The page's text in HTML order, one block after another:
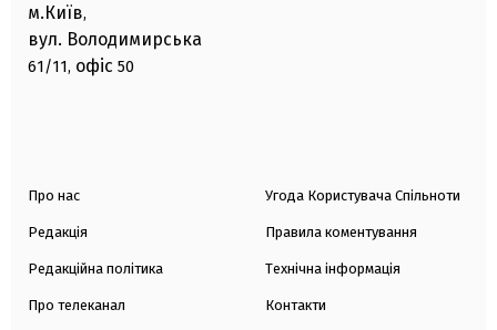
м.Київ,
вул. Володимирська
61/11, офіс 50
Про нас
Редакція
Редакційна політика
Про телеканал
Угода Користувача Спільноти
Правила коментування
Технічна інформація
Контакти